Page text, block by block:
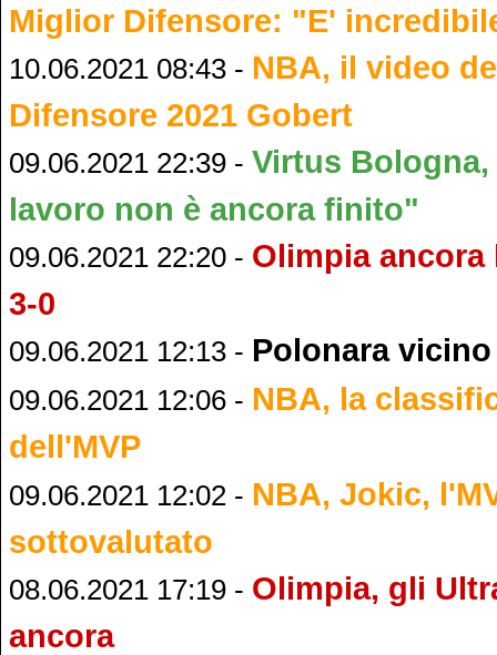
Miglior Difensore: "E'
10.06.2021 08:43 - NBA, il video
Difensore 2021 Gobert
09.06.2021 22:39 - Virtus
lavoro non è ancora finito"
09.06.2021 22:20 - Olimpia
3-0
09.06.2021 12:13 - Polonara
09.06.2021 12:06 - NBA, la
dell'MVP
09.06.2021 12:02 - NBA, Jokic,
sottovalutato
08.06.2021 17:19 - Olimpia, gli
ancora